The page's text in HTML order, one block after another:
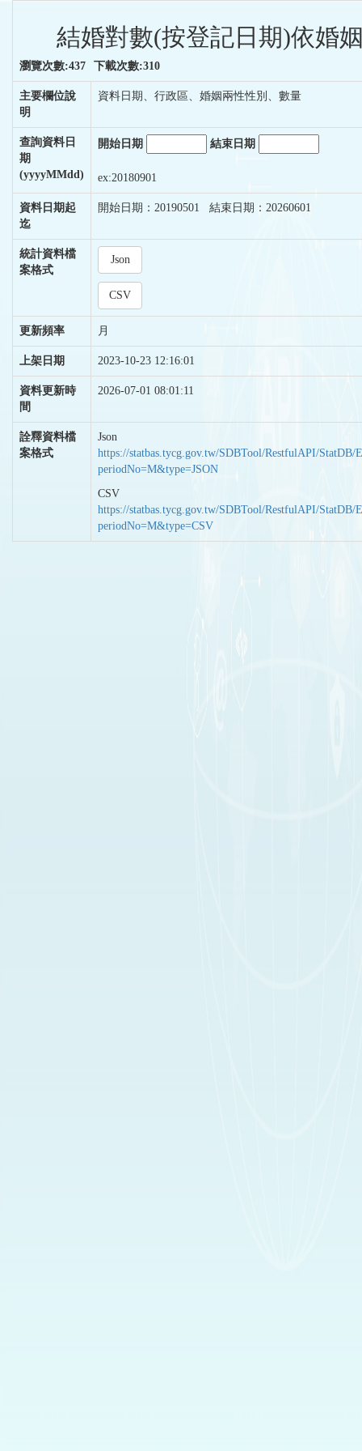
結婚對數(按登記日期)依婚
瀏覽次數:437 下載次數:310
主要欄位說
明
資料日期、行政區、婚姻兩性性別、數量
查詢資料日
期
(yyyyMMdd)
開始日期 結束日期
ex:20180901
資料日期起
迄
開始日期：20190501 結束日期：20260601
統計資料檔
案格式
Json
CSV
更新頻率 月
上架日期 2023-10-23 12:16:01
資料更新時
間
2026-07-01 08:01:11
詮釋資料檔
案格式
Json
https://statbas.tycg.gov.tw/SDBTool/RestfulAPI/StatDB/
periodNo=M&type=JSON
CSV
https://statbas.tycg.gov.tw/SDBTool/RestfulAPI/StatDB/
periodNo=M&type=CSV